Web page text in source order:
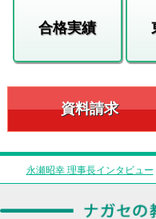
合格実績
資料請求
永瀬昭幸 理事長インタビュー